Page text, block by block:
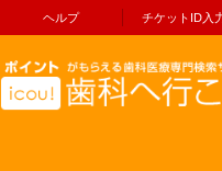
ヘルプ チケットID入